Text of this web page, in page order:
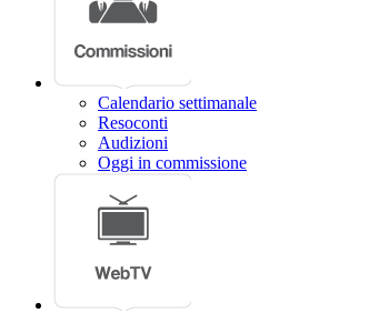
Calendario settimanale
Resoconti
Audizioni
Oggi in commissione